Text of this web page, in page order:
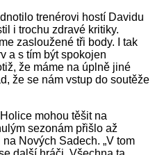
trenérovi hostí Davidu
i trochu zdravé kritiky.
zasloužené tři body. I tak
a s tím být spokojen
že máme na úplně jiné
že se nám vstup do soutěže
mohou těšit na
sezonám přišlo až
Nových Sadech. „V tom